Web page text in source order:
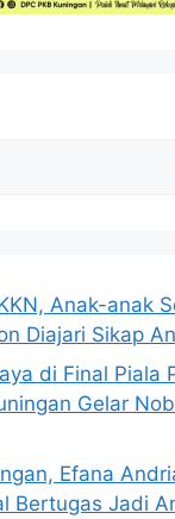
Anak-anak
Diajari Sikap
di Final Piala
Gelar
Efana
Bertugas Jadi